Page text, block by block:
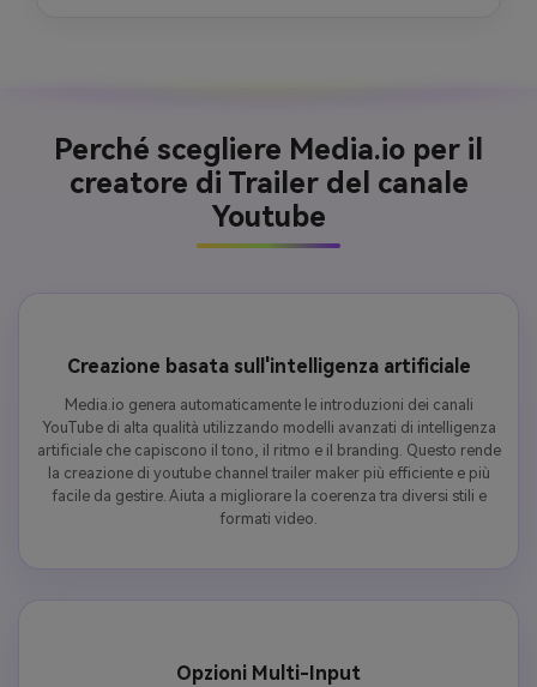
Perché scegliere Media.io per il
creatore di Trailer del canale
Youtube
Creazione basata sull'intelligenza artificiale
Media.io genera automaticamente le introduzioni dei canali
YouTube di alta qualità utilizzando modelli avanzati di intelligenza
artificiale che capiscono il tono, il ritmo e il branding. Questo rende
la creazione di youtube channel trailer maker più efficiente e più
facile da gestire. Aiuta a migliorare la coerenza tra diversi stili e
formati video.
Opzioni Multi-Input